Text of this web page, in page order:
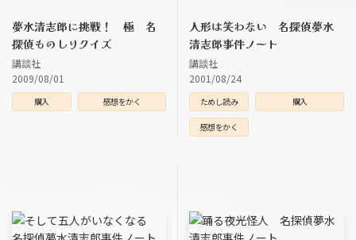
夢水清志郎に挑戦！ 極 名
探偵ものしりクイズ
講談社
2009/08/01
購入 感想をかく
人形は笑わない 名探偵夢水
清志郎事件ノート
講談社
2001/08/24
ためし読み 購入
感想をかく